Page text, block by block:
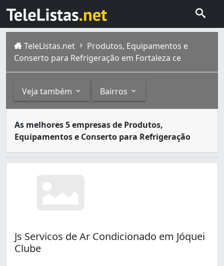
TeleListas.net
Produtos, Equipamentos e
Conserto para Refrigeração em Fortaleza ce
Veja também Bairros
Conserto, Limpeza e Manutenção de Ar-
Aldeota (12)
Bela Vista (1)
Benfica (4)
As melhores 5 empresas de Produtos,
Equipamentos e Conserto para Refrigeração
Fortaleza é a capital do estado brasileiro do Ceará .
Js Servicos de Ar Condicionado em Jóquei
Clube